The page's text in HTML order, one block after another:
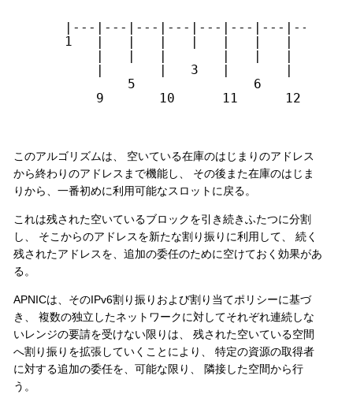
|---|---|---|---|---|---|---|---
1   |   |   |   |   |   |   |
|       |   3   |       |
5               6
9       10      11      12
このアルゴリズムは、 空いている在庫のはじまりのアドレス
から終わりのアドレスまで機能し、 その後また在庫のはじま
りから、一番初めに利用可能なスロットに戻る。
これは残された空いているブロックを引き続きふたつに分割
し、 そこからのアドレスを新たな割り振りに利用して、 続く
残されたアドレスを、追加の委任のために空けておく効果があ
る。
APNICは、そのIPv6割り振りおよび割り当てポリシーに基づ
き、 複数の独立したネットワークに対してそれぞれ連続しな
いレンジの要請を受けない限りは、 残された空いている空間
へ割り振りを拡張していくことにより、 特定の資源の取得者
に対する追加の委任を、可能な限り、 隣接した空間から行
う。